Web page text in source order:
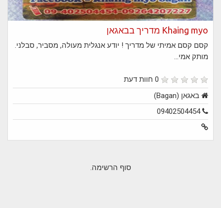
Khaing myo מדריך בבאגאן
קסם קסם אמיתי של מדריך ! יודע אנגלית מעולה, מסביר, סבלני.
מותק אמי...
באגאן (Bagan)
09402504454
סוף הרשימה.